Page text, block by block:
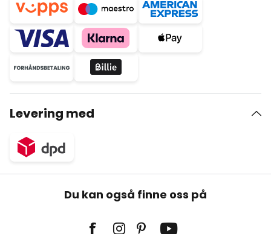
Levering med
Du kan også finne oss på